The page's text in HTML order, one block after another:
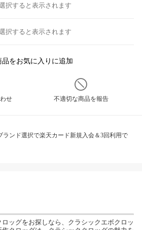
択すると表示されます
択すると表示されます
品をお気に入りに追加
せ 不適切な商品を報告
ランド選択で楽天カード新規入会＆3回利用で
ッグをお探しなら、クラシックエボクロッ